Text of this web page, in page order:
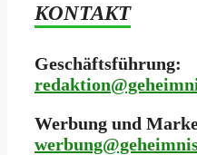
KONTAKT
Geschäftsführung:
Werbung und